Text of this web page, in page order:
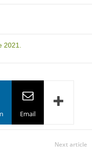
Email
Next article